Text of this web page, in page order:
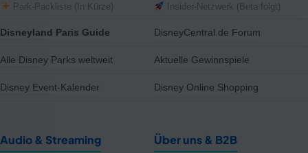
Park-Packliste (In Kürze)
Disneyland Paris Guide
Alle Disney Parks weltweit
Disney Event-Kalender
Insider-Netzwerk (Beta folgt)
DisneyCentral.de Forum
Aktuelle Gewinnspiele
Disney Online Shopping
Audio & Streaming Über uns & B2B